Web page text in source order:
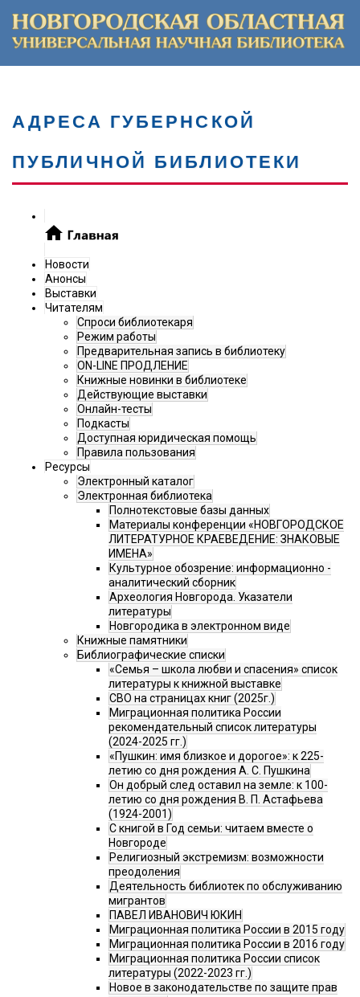
АДРЕСА ГУБЕРНСКОЙ
ПУБЛИЧНОЙ БИБЛИОТЕКИ
Новости
Анонсы
Выставки
Читателям
Спроси библиотекаря
Режим работы
Предварительная запись в библиотеку
ON-LINE ПРОДЛЕНИЕ
Книжные новинки в библиотеке
Действующие выставки
Онлайн-тесты
Подкасты
Доступная юридическая помощь
Правила пользования
Ресурсы
Электронный каталог
Электронная библиотека
Полнотекстовые базы данных
Материалы конференции «НОВГОРОДСКОЕ
ЛИТЕРАТУРНОЕ КРАЕВЕДЕНИЕ: ЗНАКОВЫЕ
ИМЕНА»
Культурное обозрение: информационно -
аналитический сборник
Археология Новгорода. Указатели
литературы
Новгородика в электронном виде
Книжные памятники
Библиографические списки
«Семья – школа любви и спасения» список
литературы к книжной выставке
СВО на страницах книг (2025г.)
Миграционная политика России
рекомендательный список литературы
(2024-2025 гг.)
«Пушкин: имя близкое и дорогое»: к 225-
летию со дня рождения А. С. Пушкина
Он добрый след оставил на земле: к 100-
летию со дня рождения В. П. Астафьева
(1924-2001)
С книгой в Год семьи: читаем вместе о
Новгороде
Религиозный экстремизм: возможности
преодоления
Деятельность библиотек по обслуживанию
мигрантов
ПАВЕЛ ИВАНОВИЧ ЮКИН
Миграционная политика России в 2015 году
Миграционная политика России в 2016 году
Миграционная политика России список
литературы (2022-2023 гг.)
Новое в законодательстве по защите прав